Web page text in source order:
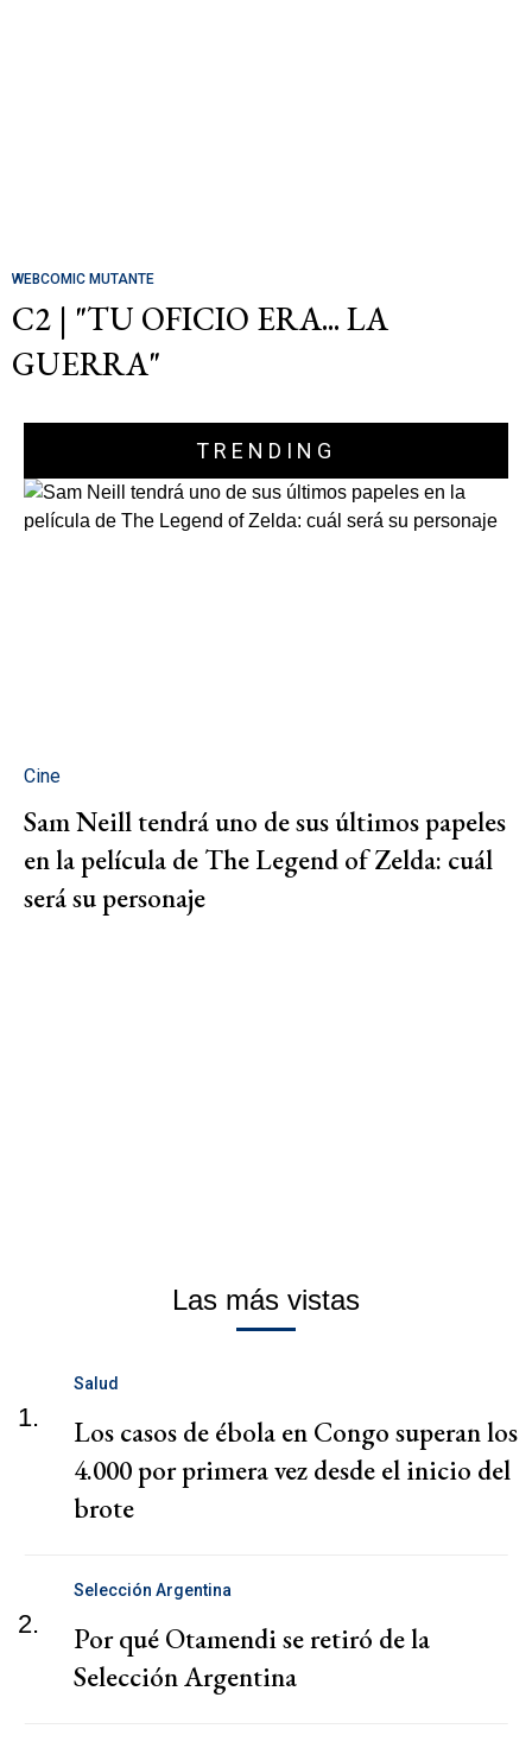
WEBCOMIC MUTANTE
C2 | "TU OFICIO ERA... LA
GUERRA"
TRENDING
Cine
Sam Neill tendrá uno de sus últimos papeles
en la película de The Legend of Zelda: cuál
será su personaje
Las más vistas
1.
Salud
Los casos de ébola en Congo superan los
4.000 por primera vez desde el inicio del
brote
2.
Selección Argentina
Por qué Otamendi se retiró de la
Selección Argentina